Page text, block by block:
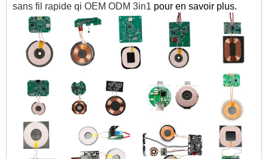
sans fil rapide qi OEM ODM 3in1 pour en savoir plus.